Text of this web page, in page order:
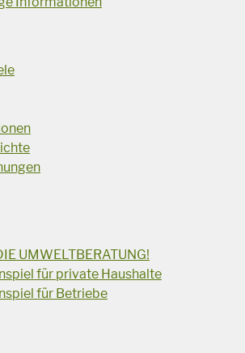
UMWELTBERATUNG!
für private Haushalte
für Betriebe